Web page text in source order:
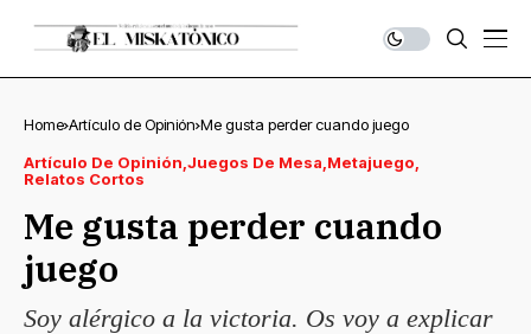
Home Artículo de Opinión Me gusta perder cuando juego
Artículo De Opinión Juegos De Mesa Metajuego
Relatos Cortos
Me gusta perder cuando
juego
Soy alérgico a la victoria. Os voy a explicar